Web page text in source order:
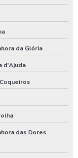
da Glória
d'Ajuda
das Dores